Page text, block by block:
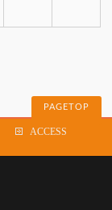
PAGETOP
ACCESS